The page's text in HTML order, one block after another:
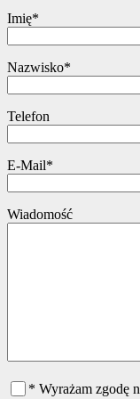
Imię*
Nazwisko*
Telefon
E-Mail*
Wiadomość
* Wyrażam zgodę